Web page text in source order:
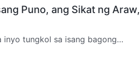
Puno, ang Sikat ng Araw,
inyo tungkol sa isang bagong